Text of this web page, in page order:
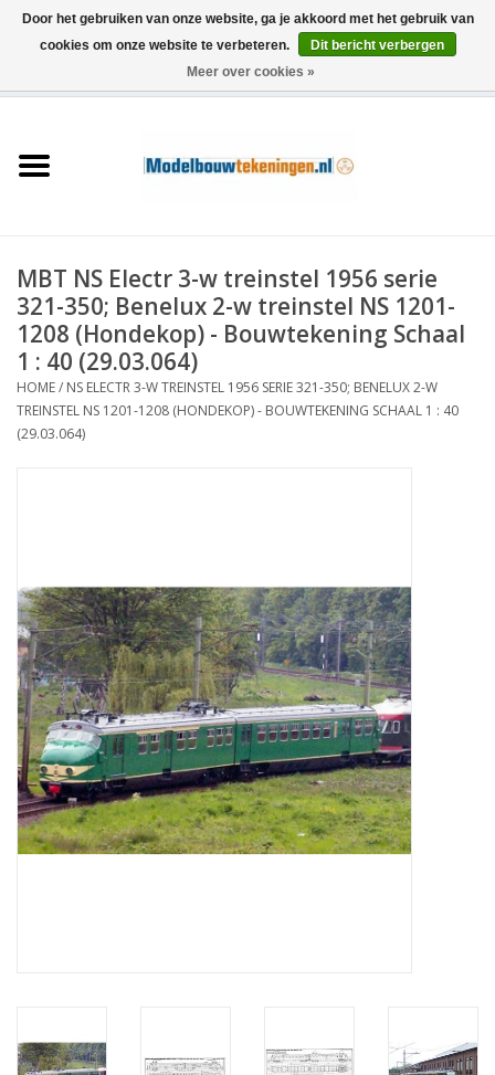
Schepen
Houtbouw
Scenery
Machines
Nieuwe tekeningen
NIEUWE TIJDSCHRIFTEN
ABONNEMENT DE
MODELBOUWER
Bouwbeschrijvingen
MBT NS Electr 3-w treinstel 1956 serie
321-350; Benelux 2-w treinstel NS 1201-
1208 (Hondekop) - Bouwtekening Schaal
1 : 40 (29.03.064)
HOME/ NS ELECTR 3-W TREINSTEL 1956 SERIE 321-350; BENELUX 2-W
TREINSTEL NS 1201-1208 (HONDEKOP) - BOUWTEKENING SCHAAL 1 : 40
(29.03.064)
Door het gebruiken van onze website, ga je akkoord met het gebruik van
cookies om onze website te verbeteren.
Dit bericht verbergen
Meer over cookies »